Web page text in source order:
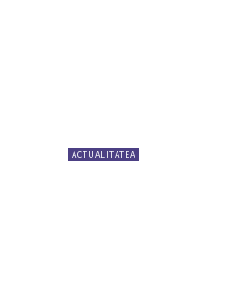
ACTUALITATEA